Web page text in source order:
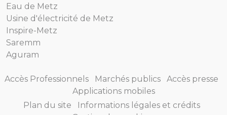
Eau de Metz
Usine d'électricité de Metz
Inspire-Metz
Saremm
Aguram
Accès Professionnels Marchés publics
Accès presse
Applications mobiles
Plan du site
Informations légales et crédits